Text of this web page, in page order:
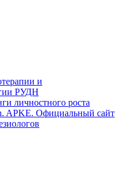
и
РУДН
личностного роста
APKE. Официальный сайт